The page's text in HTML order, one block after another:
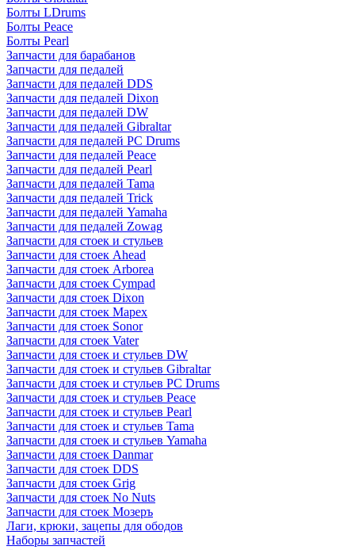
Болты LDrums
Болты Peace
Болты Pearl
Запчасти для барабанов
Запчасти для педалей
Запчасти для педалей DDS
Запчасти для педалей Dixon
Запчасти для педалей DW
Запчасти для педалей Gibraltar
Запчасти для педалей PC Drums
Запчасти для педалей Peace
Запчасти для педалей Pearl
Запчасти для педалей Tama
Запчасти для педалей Trick
Запчасти для педалей Yamaha
Запчасти для педалей Zowag
Запчасти для стоек и стульев
Запчасти для стоек Ahead
Запчасти для стоек Arborea
Запчасти для стоек Cympad
Запчасти для стоек Dixon
Запчасти для стоек Mapex
Запчасти для стоек Sonor
Запчасти для стоек Vater
Запчасти для стоек и стульев DW
Запчасти для стоек и стульев Gibraltar
Запчасти для стоек и стульев PC Drums
Запчасти для стоек и стульев Peace
Запчасти для стоек и стульев Pearl
Запчасти для стоек и стульев Tama
Запчасти для стоек и стульев Yamaha
Запчасти для стоек Danmar
Запчасти для стоек DDS
Запчасти для стоек Grig
Запчасти для стоек No Nuts
Запчасти для стоек Мозеръ
Лаги, крюки, зацепы для ободов
Наборы запчастей